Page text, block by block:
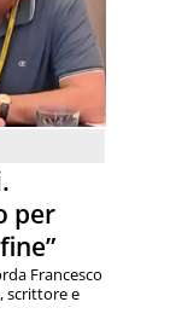
per
Francesco
scrittore e